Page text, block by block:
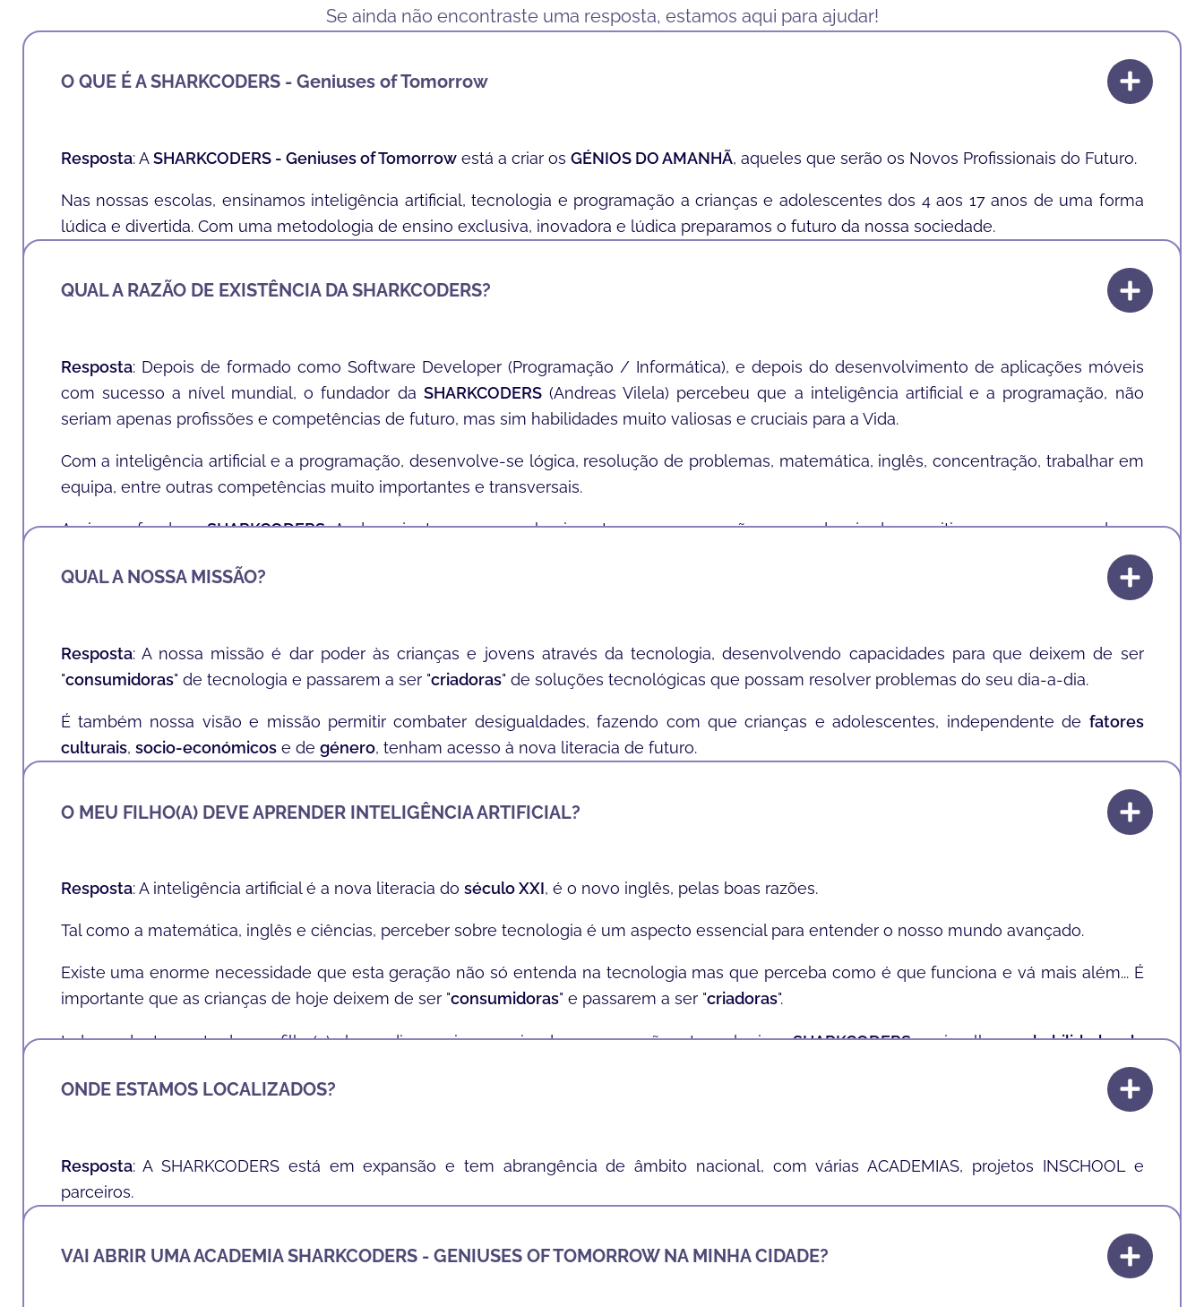
Se ainda não encontraste uma resposta, estamos aqui para ajudar!
O QUE É A SHARKCODERS - Geniuses of Tomorrow
Resposta: ASHARKCODERS - Geniuses of Tomorrowestá a criar os GÉNIOS DO AMANHÃ, aqueles que serão os Novos Profissionais do Futuro.
Nas nossas escolas, ensinamos inteligência artificial, tecnologia e programação a crianças e adolescentes dos 4 aos 17 anos de uma forma
lúdica e divertida. Com uma metodologia de ensino exclusiva, inovadora e lúdica preparamos o futuro da nossa sociedade.
QUAL A RAZÃO DE EXISTÊNCIA DA SHARKCODERS?
Resposta: Depois de formado como Software Developer (Programação / Informática), e depois do desenvolvimento de aplicações móveis
com sucesso a nível mundial, o fundador da SHARKCODERS(Andreas Vilela) percebeu que a inteligência artificial e a programação, não
seriam apenas profissões e competências de futuro, mas sim habilidades muito valiosas e cruciais para a Vida.
Com a inteligência artificial e a programação, desenvolve-se lógica, resolução de problemas, matemática, inglês, concentração, trabalhar em
equipa, entre outras competências muito importantes e transversais.
Assim ao fundar aSHARKCODERS, Andreas juntou o seu conhecimento em programação com o desejo de permitir que a mesma pudesse
QUAL A NOSSA MISSÃO?
Resposta: A nossa missão é dar poder às crianças e jovens através da tecnologia, desenvolvendo capacidades para que deixem de ser
"consumidoras" de tecnologia e passarem a ser "criadoras" de soluções tecnológicas que possam resolver problemas do seu dia-a-dia.
É também nossa visão e missão permitir combater desigualdades, fazendo com que crianças e adolescentes, independente de fatores
culturais, socio-económicose de género, tenham acesso à nova literacia de futuro.
O MEU FILHO(A) DEVE APRENDER INTELIGÊNCIA ARTIFICIAL?
Resposta: A inteligência artificial é a nova literacia do século XXI, é o novo inglês, pelas boas razões.
Tal como a matemática, inglês e ciências, perceber sobre tecnologia é um aspecto essencial para entender o nosso mundo avançado.
Existe uma enorme necessidade que esta geração não só entenda na tecnologia mas que perceba como é que funciona e vá mais além... É
importante que as crianças de hoje deixem de ser "consumidoras" e passarem a ser "criadoras".
Independentemente do seu filho(a) algum dia seguir a carreira de programação e tecnologia, aSHARKCODERSensina-lhes ashabilidades de
ONDE ESTAMOS LOCALIZADOS?
Resposta: A SHARKCODERS está em expansão e tem abrangência de âmbito nacional, com várias ACADEMIAS, projetos INSCHOOL e
parceiros.
VAI ABRIR UMA ACADEMIA SHARKCODERS - GENIUSES OF TOMORROW NA MINHA CIDADE?